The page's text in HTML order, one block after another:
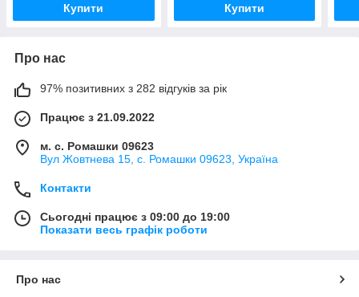
Купити Купити
Про нас
97% позитивних з 282 відгуків за рік
Працює з 21.09.2022
м. с. Ромашки 09623
Вул Жовтнева 15, с. Ромашки 09623, Україна
Контакти
Сьогодні працює з 09:00 до 19:00
Показати весь графік роботи
Про нас